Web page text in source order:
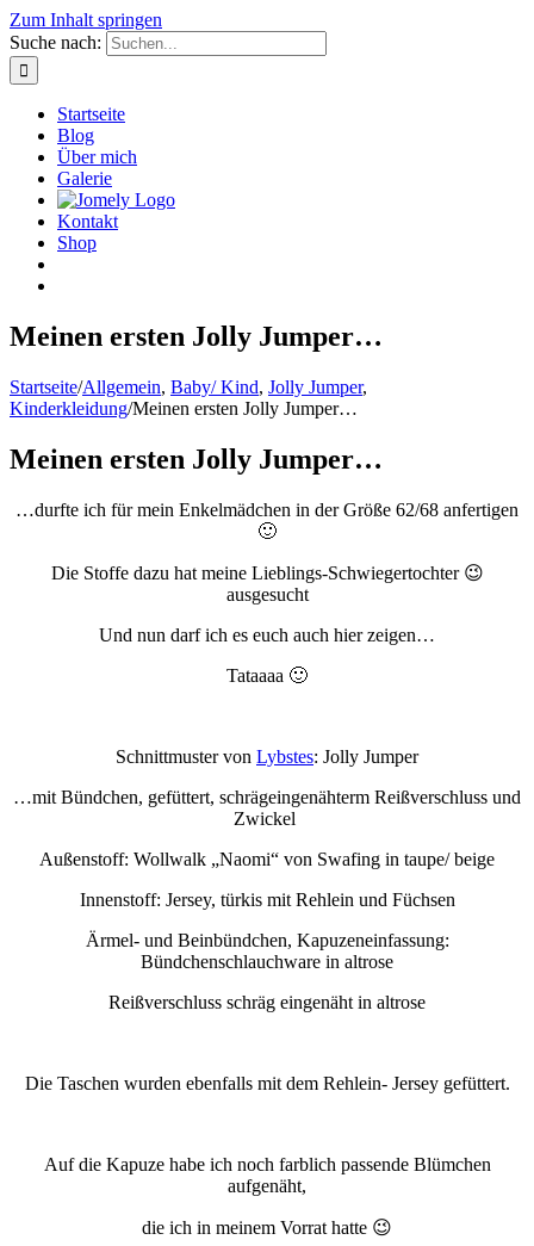
Zum Inhalt springen
Suche nach:
Startseite
Blog
Über mich
Galerie
Kontakt
Shop
Meinen ersten Jolly Jumper…
Startseite/Allgemein, Baby/ Kind, Jolly Jumper,
Kinderkleidung/Meinen ersten Jolly Jumper…
Meinen ersten Jolly Jumper…
…durfte ich für mein Enkelmädchen in der Größe 62/68 anfertigen
🙂
Die Stoffe dazu hat meine Lieblings-Schwiegertochter 😉
ausgesucht
Und nun darf ich es euch auch hier zeigen…
Tataaaa 🙂
Schnittmuster von Lybstes: Jolly Jumper
…mit Bündchen, gefüttert, schrägeingenähterm Reißverschluss und
Zwickel
Außenstoff: Wollwalk „Naomi“ von Swafing in taupe/ beige
Innenstoff: Jersey, türkis mit Rehlein und Füchsen
Ärmel- und Beinbündchen, Kapuzeneinfassung:
Bündchenschlauchware in altrose
Reißverschluss schräg eingenäht in altrose
Die Taschen wurden ebenfalls mit dem Rehlein- Jersey gefüttert.
Auf die Kapuze habe ich noch farblich passende Blümchen
aufgenäht,
die ich in meinem Vorrat hatte 😉